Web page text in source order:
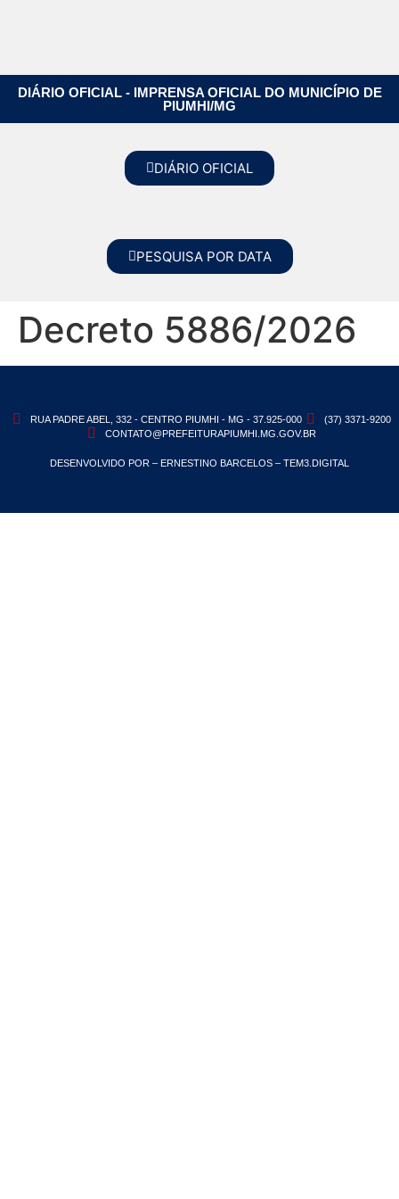
DIÁRIO OFICIAL - IMPRENSA OFICIAL DO MUNICÍPIO DE
PIUMHI/MG
DIÁRIO OFICIAL
PESQUISA POR DATA
Decreto 5886/2026
RUA PADRE ABEL, 332 - CENTRO PIUMHI - MG - 37.925-000
(37) 3371-9200
CONTATO@PREFEITURAPIUMHI.MG.GOV.BR
DESENVOLVIDO POR – ERNESTINO BARCELOS – TEM3.DIGITAL